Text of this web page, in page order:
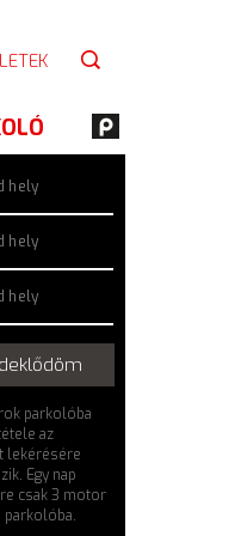
hely
hely
hely
parkolóba
az
lekérésére
Egy nap
csak 3 motor
parkolóba.